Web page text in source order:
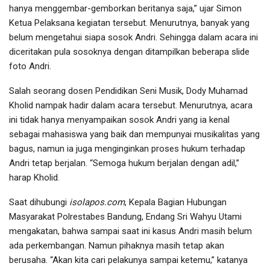
hanya menggembar-gemborkan beritanya saja,” ujar Simon
Ketua Pelaksana kegiatan tersebut. Menurutnya, banyak yang
belum mengetahui siapa sosok Andri. Sehingga dalam acara ini
diceritakan pula sosoknya dengan ditampilkan beberapa slide
foto Andri.
Salah seorang dosen Pendidikan Seni Musik, Dody Muhamad
Kholid nampak hadir dalam acara tersebut. Menurutnya, acara
ini tidak hanya menyampaikan sosok Andri yang ia kenal
sebagai mahasiswa yang baik dan mempunyai musikalitas yang
bagus, namun ia juga menginginkan proses hukum terhadap
Andri tetap berjalan. “Semoga hukum berjalan dengan adil,”
harap Kholid.
Saat dihubungi isolapos.com, Kepala Bagian Hubungan
Masyarakat Polrestabes Bandung, Endang Sri Wahyu Utami
mengakatan, bahwa sampai saat ini kasus Andri masih belum
ada perkembangan. Namun pihaknya masih tetap akan
berusaha. “Akan kita cari pelakunya sampai ketemu,” katanya